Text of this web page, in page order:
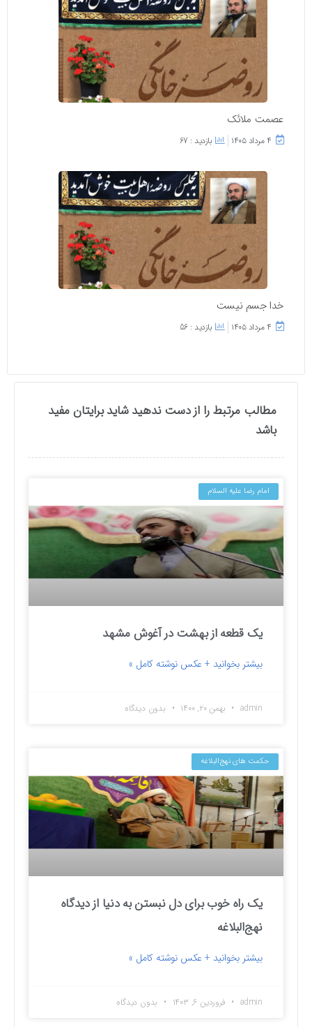
عصمت ملائک
۴ مرداد ۱۴۰۵ بازدید : 67
خدا جسم نیست
۴ مرداد ۱۴۰۵ بازدید : 56
مطالب مرتبط را از دست ندهید شاید برایتان مفید
باشد
امام رضا علیه السلام
یک قطعه از بهشت در آغوش مشهد
بیشتر بخوانید + عکس نوشته کامل »
admin بهمن ۲۰, ۱۴۰۰ بدون دیدگاه
حکمت های نهج‌البلاغه
یک راه خوب برای دل نبستن به دنیا از دیدگاه
نهج‌البلاغه
بیشتر بخوانید + عکس نوشته کامل »
admin فروردین ۶, ۱۴۰۳ بدون دیدگاه